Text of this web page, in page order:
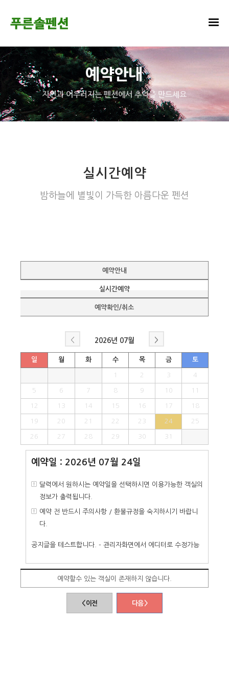
예약안내
자연과 어우러지는 펜션에서 추억을 만드세요
실시간예약
밤하늘에 별빛이 가득한 아름다운 펜션
예약안내
실시간예약
예약확인/취소
< 2026년 07월 >
일 월 화 수 목 금 토
1 2 3 4
5 6 7 8 9 10 11
12 13 14 15 16 17 18
19 20 21 22 23 24 25
26 27 28 29 30 31
예약일 : 2026년 07월 24일
달력에서 원하시는 예약일을 선택하시면 이용가능한 객실의
정보가 출력됩니다.
예약 전 반드시 주의사항 / 환불규정을 숙지하시기 바랍니
다.
공지글을 테스트합니다. - 관리자화면에서 에디터로 수정가능
예약할수 있는 객실이 존재하지 않습니다.
< 이전 다음 >